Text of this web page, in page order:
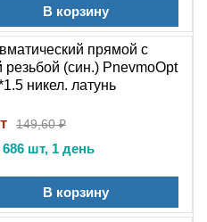
PnevmoOpt PCF
отгрузку
специалисты
отсутствии нужного
Для организаций
комплектующих с
В корзину
прямой с
резьбой (син.) PnevmoOpt
никел. латунь
149,60 ₽
шт, 1 день
В корзину